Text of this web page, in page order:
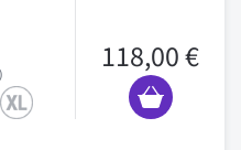
118,00 €